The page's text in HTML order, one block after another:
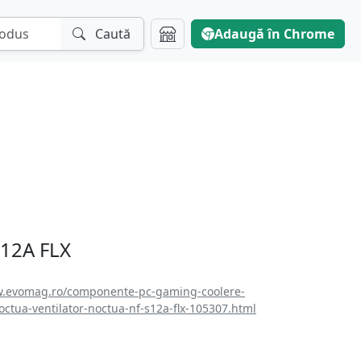
Caută Adaugă în Chrome
FLX
componente-pc-gaming-coolere-
ventilator-noctua-nf-s12a-flx-105307.html